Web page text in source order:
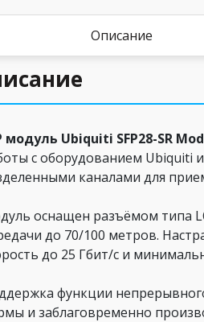
Описание
модуль Ubiquiti SFP28-SR
с оборудованием Ubiquiti
каналами для
оснащен разъёмом типа
до 70/100 метров.
до 25 Гбит/с и
функции
и заблаговременно